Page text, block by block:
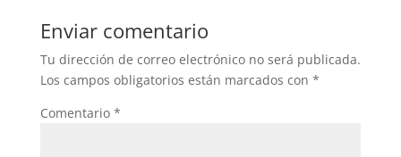
b
o
o
k
A
p
p
Enviar comentario
Tu dirección de correo electrónico no será publicada.
Los campos obligatorios están marcados con *
Comentario *